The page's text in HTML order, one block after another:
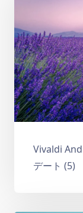
Vivaldi
デート (5)